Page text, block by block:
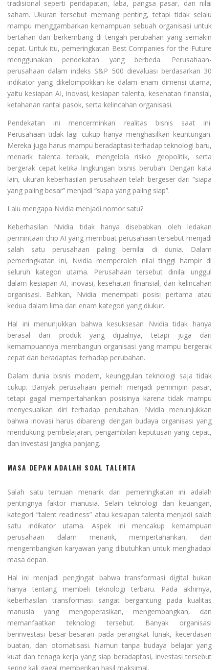
tradisional seperti pendapatan, laba, pangsa pasar, dan nilai
saham. Ukuran tersebut memang penting, tetapi tidak selalu
mampu menggambarkan kemampuan sebuah organisasi untuk
bertahan dan berkembang di tengah perubahan yang semakin
cepat. Untuk itu, pemeringkatan Best Companies for the Future
menggunakan pendekatan yang berbeda. Perusahaan-
perusahaan dalam indeks S&P 500 dievaluasi berdasarkan 30
indikator yang dikelompokkan ke dalam enam dimensi utama,
yaitu kesiapan AI, inovasi, kesiapan talenta, kesehatan finansial,
ketahanan rantai pasok, serta kelincahan organisasi.
Pendekatan ini mencerminkan realitas bisnis saat ini.
Perusahaan tidak lagi cukup hanya menghasilkan keuntungan.
Mereka juga harus mampu beradaptasi terhadap teknologi baru,
menarik talenta terbaik, mengelola risiko geopolitik, serta
bergerak cepat ketika lingkungan bisnis berubah. Dengan kata
lain, ukuran keberhasilan perusahaan telah bergeser dari “siapa
yang paling besar” menjadi “siapa yang paling siap”.
Lalu mengapa Nvidia menjadi nomor satu?
Keberhasilan Nvidia tidak hanya disebabkan oleh ledakan
permintaan chip AI yang membuat perusahaan tersebut menjadi
salah satu perusahaan paling bernilai di dunia. Dalam
pemeringkatan ini, Nvidia memperoleh nilai tinggi hampir di
seluruh kategori utama. Perusahaan tersebut dinilai unggul
dalam kesiapan AI, inovasi, kesehatan finansial, dan kelincahan
organisasi. Bahkan, Nvidia menempati posisi pertama atau
kedua dalam lima dari enam kategori yang diukur.
Hal ini menunjukkan bahwa kesuksesan Nvidia tidak hanya
berasal dari produk yang dijualnya, tetapi juga dari
kemampuannya membangun organisasi yang mampu bergerak
cepat dan beradaptasi terhadap perubahan.
Dalam dunia bisnis modern, keunggulan teknologi saja tidak
cukup. Banyak perusahaan pernah menjadi pemimpin pasar,
tetapi gagal mempertahankan posisinya karena tidak mampu
menyesuaikan diri terhadap perubahan. Nvidia menunjukkan
bahwa inovasi harus dibarengi dengan budaya organisasi yang
mendukung pembelajaran, pengambilan keputusan yang cepat,
dan investasi jangka panjang.
MASA DEPAN ADALAH SOAL TALENTA
Salah satu temuan menarik dari pemeringkatan ini adalah
pentingnya faktor manusia. Selain teknologi dan keuangan,
kategori “talent readiness” atau kesiapan talenta menjadi salah
satu indikator utama. Aspek ini mencakup kemampuan
perusahaan dalam menarik, mempertahankan, dan
mengembangkan karyawan yang dibutuhkan untuk menghadapi
masa depan.
Hal ini menjadi pengingat bahwa transformasi digital bukan
hanya tentang membeli teknologi terbaru. Pada akhirnya,
keberhasilan transformasi sangat bergantung pada kualitas
manusia yang mengoperasikan, mengembangkan, dan
memanfaatkan teknologi tersebut. Banyak organisasi
berinvestasi besar-besaran pada perangkat lunak, kecerdasan
buatan, dan otomatisasi. Namun tanpa budaya belajar yang
kuat dan tenaga kerja yang siap beradaptasi, investasi tersebut
sering kali gagal memberikan hasil maksimal.